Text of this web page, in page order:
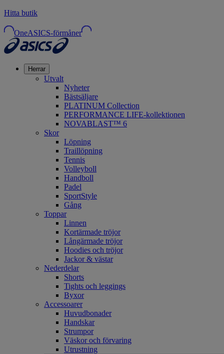
Hitta butik
OneASICS-förmåner
Herrar
Utvalt
Nyheter
Bästsäljare
PLATINUM Collection
PERFORMANCE LIFE-kollektionen
NOVABLAST™ 6
Skor
Löpning
Traillöpning
Tennis
Volleyboll
Handboll
Padel
SportStyle
Gång
Toppar
Linnen
Kortärmade tröjor
Långärmade tröjor
Hoodies och tröjor
Jackor & västar
Nederdelar
Shorts
Tights och leggings
Byxor
Accessoarer
Huvudbonader
Handskar
Strumpor
Väskor och förvaring
Utrustning